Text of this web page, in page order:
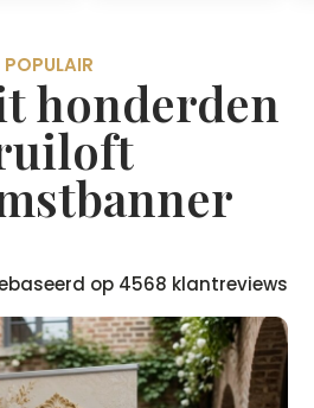
POPULAIR
honderden
op 4568 klantreviews